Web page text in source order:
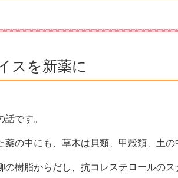
スを新薬に
です。
薬の中にも、草木は貝類、甲殻類、土の
の樹脂からだし、抗コレステロールのス